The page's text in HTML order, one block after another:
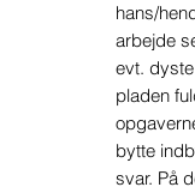
hans/
arbejde
evt.
pladen
bytte
svar. På